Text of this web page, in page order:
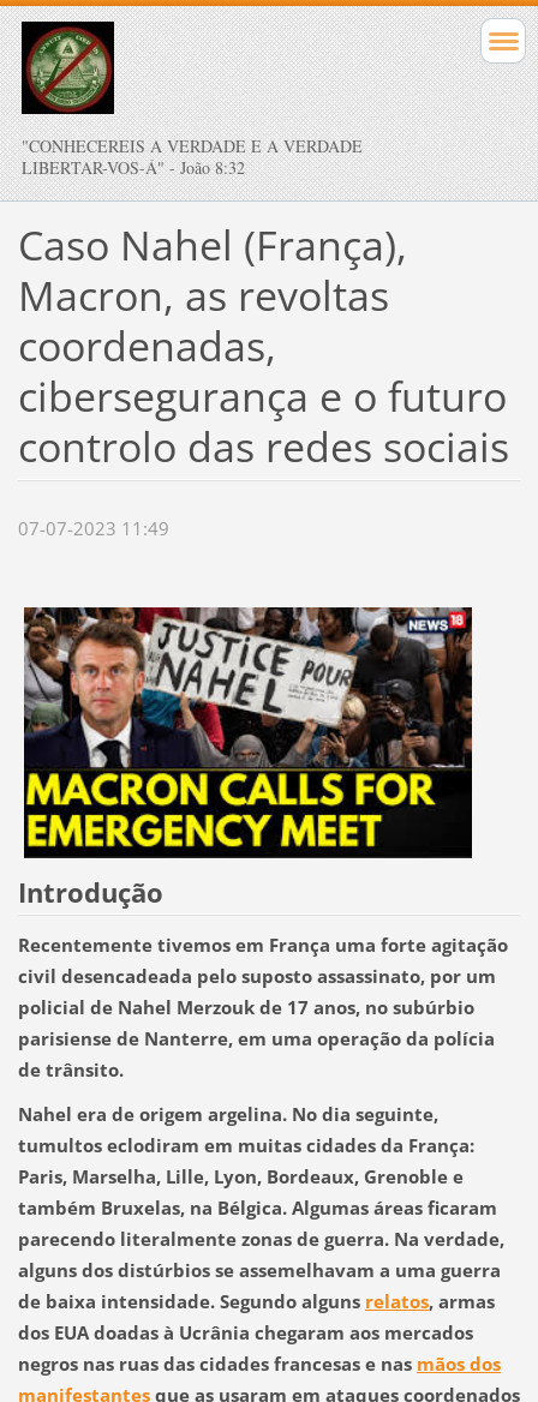
"CONHECEREIS A VERDADE E A VERDADE
LIBERTAR-VOS-Á" - João 8:32
Caso Nahel (França),
Macron, as revoltas
coordenadas,
cibersegurança e o futuro
controlo das redes sociais
07-07-2023 11:49
Introdução
Recentemente tivemos em França uma forte agitação
civil desencadeada pelo suposto assassinato, por um
policial de Nahel Merzouk de 17 anos, no subúrbio
parisiense de Nanterre, em uma operação da polícia
de trânsito.
Nahel era de origem argelina. No dia seguinte,
tumultos eclodiram em muitas cidades da França:
Paris, Marselha, Lille, Lyon, Bordeaux, Grenoble e
também Bruxelas, na Bélgica. Algumas áreas ficaram
parecendo literalmente zonas de guerra. Na verdade,
alguns dos distúrbios se assemelhavam a uma guerra
de baixa intensidade. Segundo alguns relatos, armas
dos EUA doadas à Ucrânia chegaram aos mercados
negros nas ruas das cidades francesas e nas mãos dos
manifestantesque as usaram em ataques coordenados